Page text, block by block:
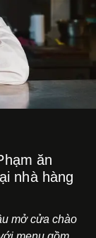
ăn
nhà hàng
mở cửa chào